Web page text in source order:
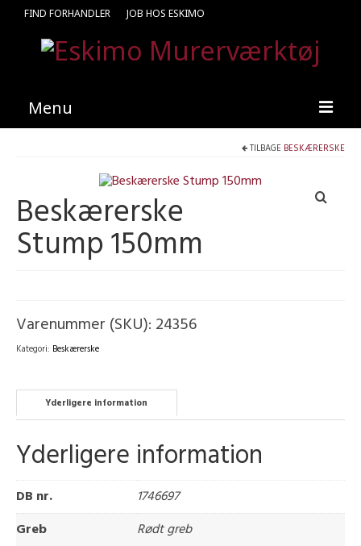
FIND FORHANDLER JOB HOS ESKIMO
Menu
Kataloger
Kontakt
TILBAGE BESKÆRERSKE
Beskærerske
Stump 150mm
Varenummer (SKU): 24356
Kategori: Beskærerske
Yderligere information
Yderligere information
DB nr.
1746697
Greb
Rødt greb